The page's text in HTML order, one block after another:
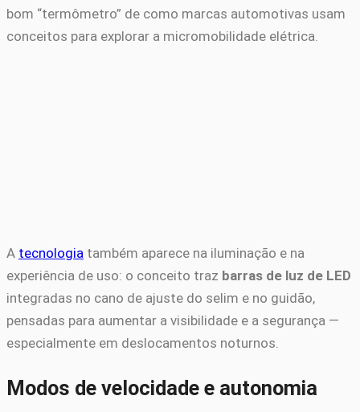
bom “termômetro” de como marcas automotivas usam
conceitos para explorar a micromobilidade elétrica.
A tecnologia também aparece na iluminação e na
experiência de uso: o conceito traz barras de luz de LED
integradas no cano de ajuste do selim e no guidão,
pensadas para aumentar a visibilidade e a segurança —
especialmente em deslocamentos noturnos.
Modos de velocidade e autonomia